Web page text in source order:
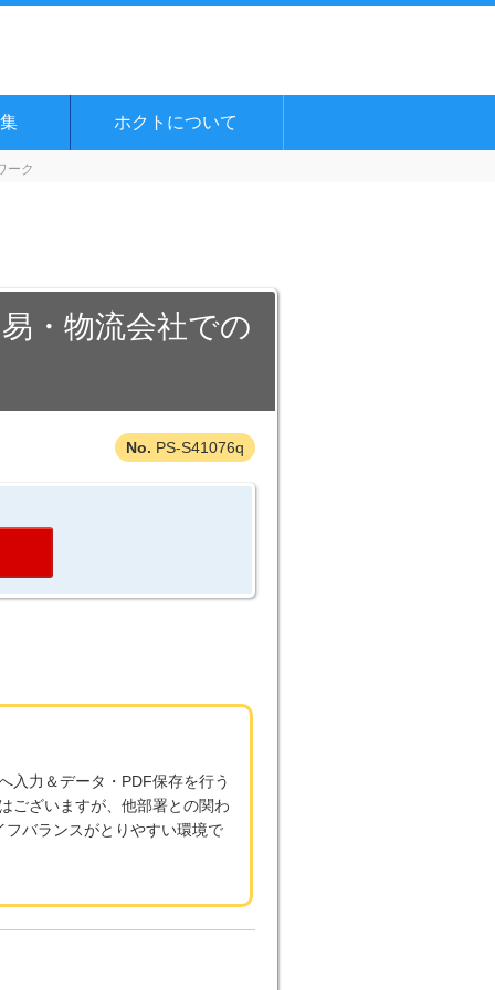
ホクトについて
ーク
・物流会社での
PS-S41076q
入力＆データ・PDF保存を行う
ございますが、他部署との関わ
バランスがとりやすい環境で